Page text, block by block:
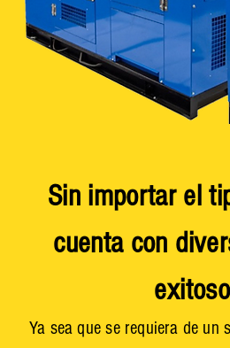
Sin importar el
cuenta con
Ya sea que se requiera de un